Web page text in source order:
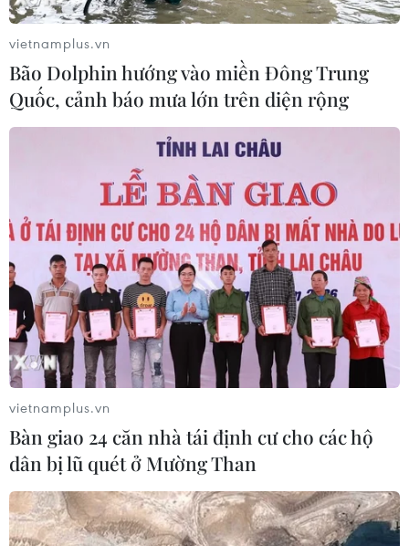
vietnamplus.vn
Bão Dolphin hướng vào miền Đông Trung
Quốc, cảnh báo mưa lớn trên diện rộng
vietnamplus.vn
Bàn giao 24 căn nhà tái định cư cho các hộ
dân bị lũ quét ở Mường Than